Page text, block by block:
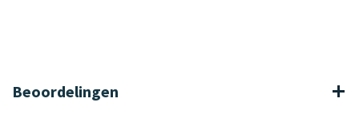
Beoordelingen